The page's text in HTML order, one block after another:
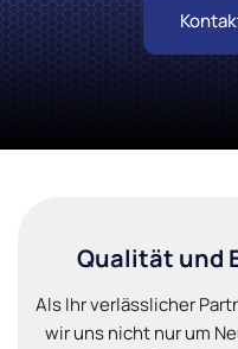
Qualität und
Als Ihr verlässlicher
wir uns nicht nur um